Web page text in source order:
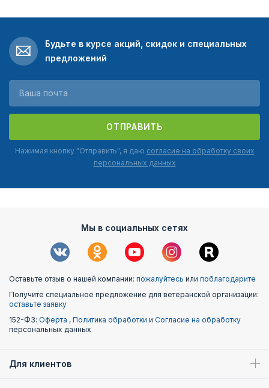
Будьте в курсе акций, скидок и специальных
предложений
ОТПРАВИТЬ
Нажимая кнопку "Отправить", я даю согласие на обработку своих
персональных данных
Мы в социальных сетях
Оставьте отзыв о нашей компании: пожалуйтесь или поблагодарите
Получите специальное предложение для ветеранской организации:
оставьте заявку
152-ФЗ: Оферта , Политика обработки и Согласие на обработку
персональных данных
Для клиентов